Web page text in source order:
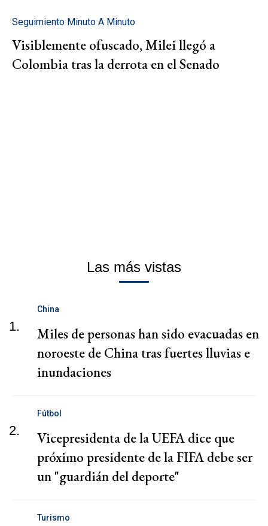
Seguimiento Minuto A Minuto
Visiblemente ofuscado, Milei llegó a
Colombia tras la derrota en el Senado
Las más vistas
1.
China
Miles de personas han sido evacuadas en
noroeste de China tras fuertes lluvias e
inundaciones
2.
Fútbol
Vicepresidenta de la UEFA dice que
próximo presidente de la FIFA debe ser
un "guardián del deporte"
Turismo